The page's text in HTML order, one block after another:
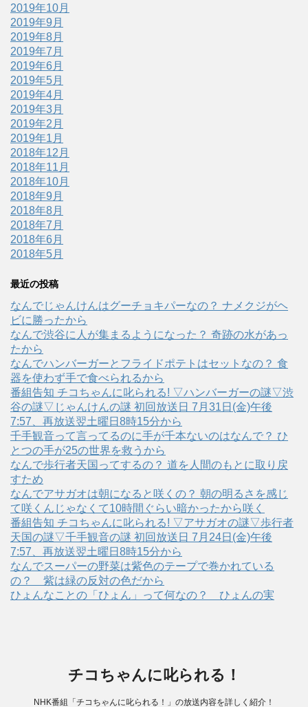
2019年10月
2019年9月
2019年8月
2019年7月
2019年6月
2019年5月
2019年4月
2019年3月
2019年2月
2019年1月
2018年12月
2018年11月
2018年10月
2018年9月
2018年8月
2018年7月
2018年6月
2018年5月
最近の投稿
なんでじゃんけんはグーチョキパーなの？ ナメクジがヘ
ビに勝ったから
なんで渋谷に人が集まるようになった？ 奇跡の水があっ
たから
なんでハンバーガーとフライドポテトはセットなの？ 食
器を使わず手で食べられるから
番組告知 チコちゃんに叱られる! ▽ハンバーガーの謎▽渋
谷の謎▽じゃんけんの謎 初回放送日 7月31日(金)午後
7:57、再放送翌土曜日8時15分から
千手観音って言ってるのに手が千本ないのはなんで？ ひ
とつの手が25の世界を救うから
なんで歩行者天国ってするの？ 道を人間のもとに取り戻
すため
なんでアサガオは朝になると咲くの？ 朝の明るさを感じ
て咲くんじゃなくて10時間ぐらい暗かったから咲く
番組告知 チコちゃんに叱られる! ▽アサガオの謎▽歩行者
天国の謎▽千手観音の謎 初回放送日 7月24日(金)午後
7:57、再放送翌土曜日8時15分から
なんでスーパーの野菜は紫色のテープで巻かれている
の？ 紫は緑の反対の色だから
ひょんなことの「ひょん」って何なの？ ひょんの実
チコちゃんに叱られる！
NHK番組「チコちゃんに叱られる！」の放送内容を詳しく紹介！